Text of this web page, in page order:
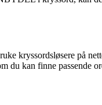
kryssordsløsere på
du kan finne passende